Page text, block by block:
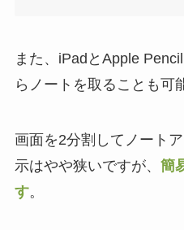
また、iPadとApple
らノートを取ることも可
画面を2分割してノート
示はやや狭いですが、 簡
す。